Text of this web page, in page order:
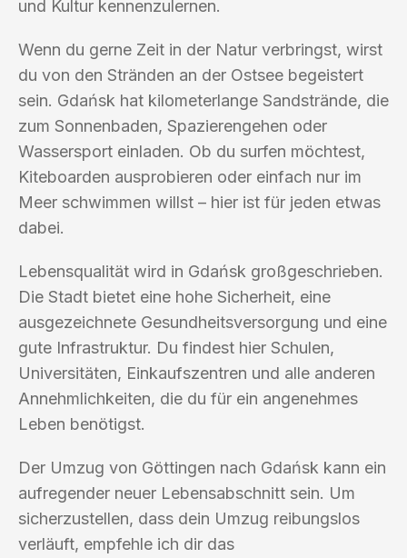
und Kultur kennenzulernen.
Wenn du gerne Zeit in der Natur verbringst, wirst
du von den Stränden an der Ostsee begeistert
sein. Gdańsk hat kilometerlange Sandstrände, die
zum Sonnenbaden, Spazierengehen oder
Wassersport einladen. Ob du surfen möchtest,
Kiteboarden ausprobieren oder einfach nur im
Meer schwimmen willst – hier ist für jeden etwas
dabei.
Lebensqualität wird in Gdańsk großgeschrieben.
Die Stadt bietet eine hohe Sicherheit, eine
ausgezeichnete Gesundheitsversorgung und eine
gute Infrastruktur. Du findest hier Schulen,
Universitäten, Einkaufszentren und alle anderen
Annehmlichkeiten, die du für ein angenehmes
Leben benötigst.
Der Umzug von Göttingen nach Gdańsk kann ein
aufregender neuer Lebensabschnitt sein. Um
sicherzustellen, dass dein Umzug reibungslos
verläuft, empfehle ich dir das